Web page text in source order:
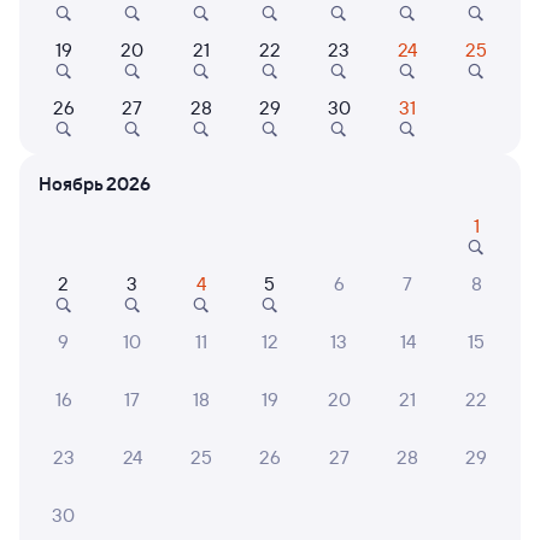
Выбор любимых мест на схемах вагонов
Подробные ответы на вопросы о поездке или
СМС-сопровождение до посадки в поезд
Частые вопросы
Что делать, если ошибся при вводе данных
19 20 21 22 23 24 25
26 27 28 29 30 31
Ноябрь 2026
1
2 3 4 5 6 7 8
9 10 11 12 13 14 15
16 17 18 19 20 21 22
23 24 25 26 27 28 29
30